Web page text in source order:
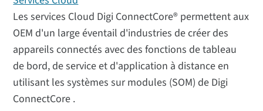
Les services Cloud Digi ConnectCore® permettent aux
OEM d'un large éventail d'industries de créer des
appareils connectés avec des fonctions de tableau
de bord, de service et d'application à distance en
utilisant les systèmes sur modules (SOM) de Digi
ConnectCore .